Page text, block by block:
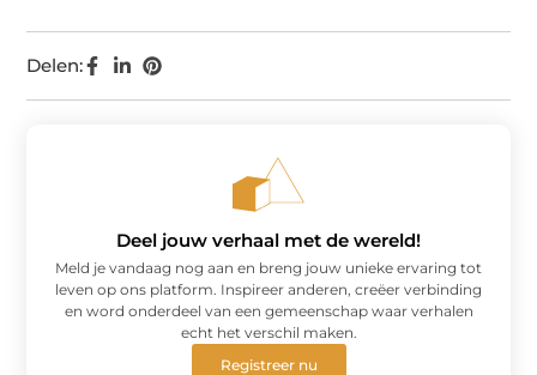
Delen:
Deel jouw verhaal met de wereld!
Meld je vandaag nog aan en breng jouw unieke ervaring tot
leven op ons platform. Inspireer anderen, creëer verbinding
en word onderdeel van een gemeenschap waar verhalen
echt het verschil maken.
Registreer nu